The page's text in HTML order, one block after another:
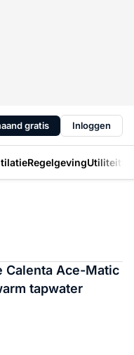
gratis Inloggen
RegelgevingUtiliteit
Calenta Ace-Matic
tapwater